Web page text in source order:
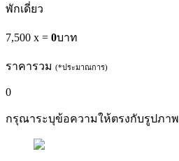
พักเดี่ยว
7,500 x = 0บาท
ราคารวม (*ประมาณการ)
0
กรุณาระบุข้อความให้ตรงกับรูปภาพ